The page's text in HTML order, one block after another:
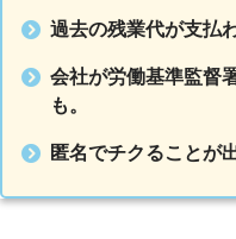
過去の残業代が支払
会社が労働基準監督
も。
匿名でチクることが